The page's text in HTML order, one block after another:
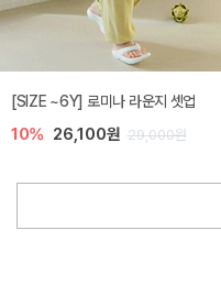
[SIZE ~6Y] 로미나 라운지 셋업
10% 26,100원 29,000원